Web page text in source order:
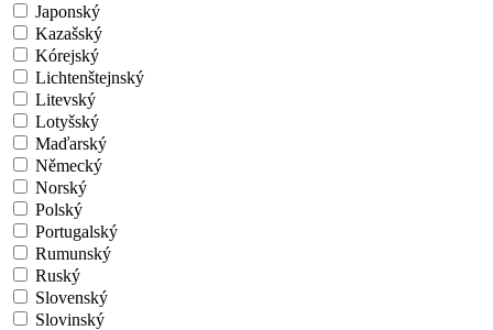
Japonský
Kazašský
Kórejský
Lichtenštejnský
Litevský
Lotyšský
Maďarský
Německý
Norský
Polský
Portugalský
Rumunský
Ruský
Slovenský
Slovinský